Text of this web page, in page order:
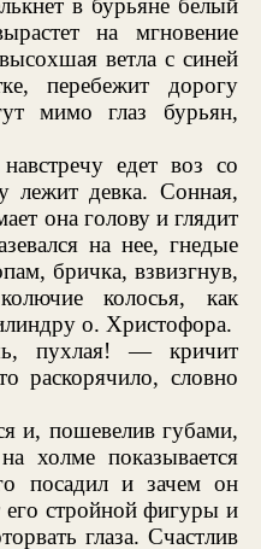
в бурьяне белый
на мгновение
ветла с синей
перебежит дорогу
мимо глаз бурьян,
едет воз со
лежит девка. Сонная,
она голову и глядит
на нее, гнедые
бричка, взвизгнув,
колосья, как
о. Христофора.
пухлая! — кричит
словно
и, пошевелив губами,
холме показывается
посадил и зачем он
стройной фигуры и
глаза. Счастлив